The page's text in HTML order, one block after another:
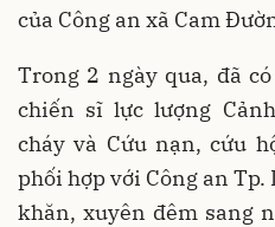
của Công an xã Cam
Trong 2 ngày qua, đã
chiến sĩ lực lượng
cháy và Cứu nạn, cứu
phối hợp với Công an
khăn, xuyên đêm sang